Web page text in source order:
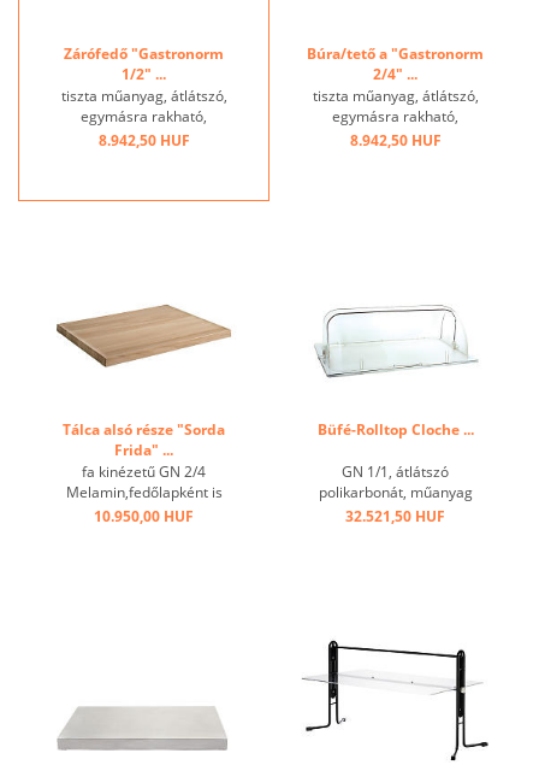
Zárófedő "Gastronorm
1/2" ...
tiszta műanyag, átlátszó,
egymásra rakható,
mosogatógépben nem
8.942,50 HUF
Búra/tető a "Gastronorm
2/4" ...
tiszta műanyag, átlátszó,
egymásra rakható,
mosogatógépben nem
8.942,50 HUF
Tálca alsó része "Sorda
Frida" ...
fa kinézetű GN 2/4
Melamin,fedőlapként is
használható ...
10.950,00 HUF
Büfé-Rolltop Cloche ...
GN 1/1, átlátszó
polikarbonát, műanyag
fogóval, széles peremmel ...
32.521,50 HUF